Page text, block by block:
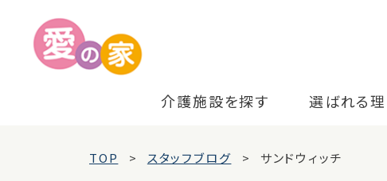
介護施設を探す 選ばれる
TOP スタッフブログ サンドウィッチ